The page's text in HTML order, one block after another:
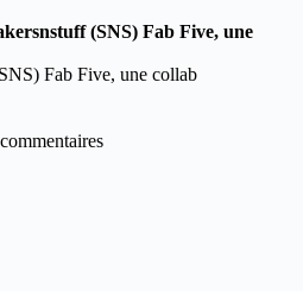
(SNS) Fab Five, une
Fab Five, une collab